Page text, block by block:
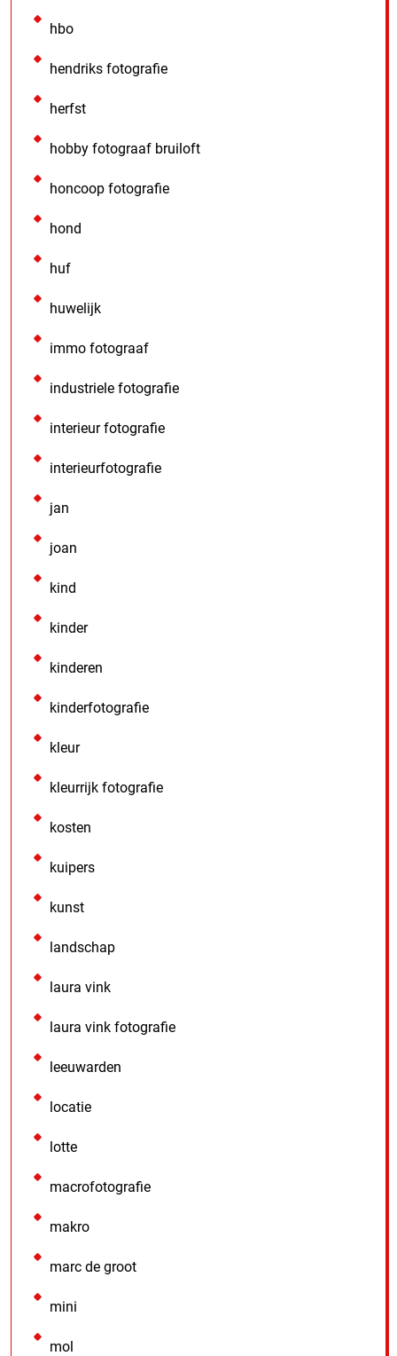
hbo
hendriks fotografie
herfst
hobby fotograaf bruiloft
honcoop fotografie
hond
huf
huwelijk
immo fotograaf
industriele fotografie
interieur fotografie
interieurfotografie
jan
joan
kind
kinder
kinderen
kinderfotografie
kleur
kleurrijk fotografie
kosten
kuipers
kunst
landschap
laura vink
laura vink fotografie
leeuwarden
locatie
lotte
macrofotografie
makro
marc de groot
mini
mol